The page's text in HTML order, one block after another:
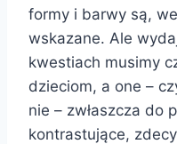
formy i barwy są,
wskazane. Ale
kwestiach musimy
dzieciom, a one –
nie – zwłaszcza do
kontrastujące,